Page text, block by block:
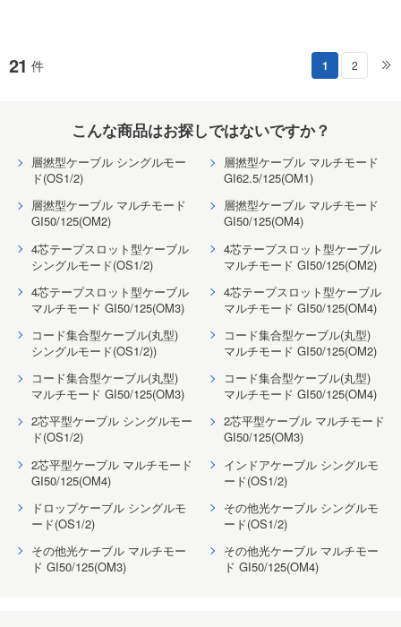
21 件 1 2
こんな商品はお探しではないですか？
層撚型ケーブル シングルモー
ド(OS1/2)
層撚型ケーブル マルチモード
GI62.5/125(OM1)
層撚型ケーブル マルチモード
GI50/125(OM2)
層撚型ケーブル マルチモード
GI50/125(OM4)
4芯テープスロット型ケーブル
シングルモード(OS1/2)
4芯テープスロット型ケーブル
マルチモード GI50/125(OM2)
4芯テープスロット型ケーブル
マルチモード GI50/125(OM3)
4芯テープスロット型ケーブル
マルチモード GI50/125(OM4)
コード集合型ケーブル(丸型)
シングルモード(OS1/2))
コード集合型ケーブル(丸型)
マルチモード GI50/125(OM2)
コード集合型ケーブル(丸型)
マルチモード GI50/125(OM3)
コード集合型ケーブル(丸型)
マルチモード GI50/125(OM4)
2芯平型ケーブル シングルモー
ド(OS1/2)
2芯平型ケーブル マルチモード
GI50/125(OM3)
2芯平型ケーブル マルチモード
GI50/125(OM4)
インドアケーブル シングルモ
ード(OS1/2)
ドロップケーブル シングルモ
ード(OS1/2)
その他光ケーブル シングルモ
ード(OS1/2)
その他光ケーブル マルチモー
ド GI50/125(OM3)
その他光ケーブル マルチモー
ド GI50/125(OM4)